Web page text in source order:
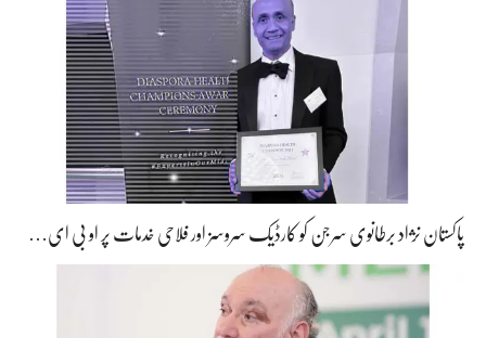
پاکستان نژاد برطانوی سرجن کو کارڈیک سروسز اور فلاحی خدمات پر او بی ای…